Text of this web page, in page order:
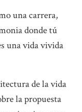
una carrera,
donde tú
una vida vivida
de la vida
la propuesta